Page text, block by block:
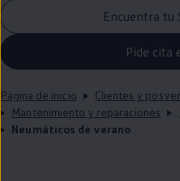
Encuentra tu
Pide cita
Página de inicio
Clientes y
Mantenimiento y reparaciones
Neumáticos de verano